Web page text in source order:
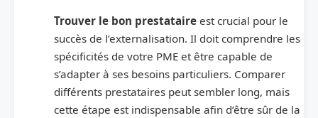
Trouver le bon prestataire est crucial pour le
succès de l’externalisation. Il doit comprendre les
spécificités de votre PME et être capable de
s’adapter à ses besoins particuliers. Comparer
différents prestataires peut sembler long, mais
cette étape est indispensable afin d’être sûr de la